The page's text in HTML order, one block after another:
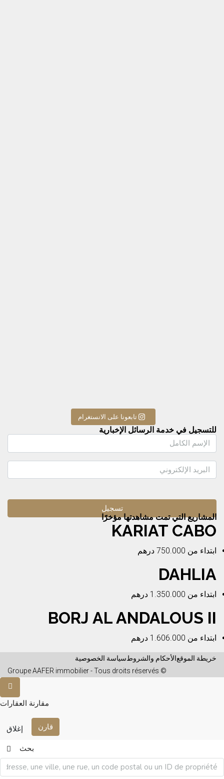
تابعونا على الانستغرام
للتسجيل في خدمة الرسائل الإخبارية
المشاريع التي تمت مشاهدتها مؤخرًا
KARIAT CABO
ابتداء من 750.000 درهم
DAHLIA
ابتداء من 1.350.000 درهم
BORJ AL ANDALOUS II
ابتداء من 1.606.000 درهم
خريطة الموقعالأحكام والشروطسياسة الخصوصية
© Groupe AAFER immobilier - Tous droits réservés
مقارنة العقارات
قارن
إغلاق
بحث